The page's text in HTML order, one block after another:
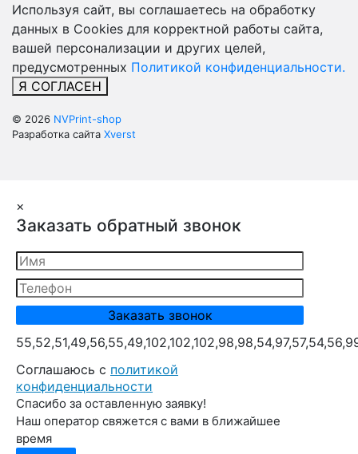
Используя сайт, вы соглашаетесь на обработку
данных в Cookies для корректной работы сайта,
вашей персонализации и других целей,
предусмотренных Политикой конфиденциальности.
Я СОГЛАСЕН
© 2026 NVPrint-shop
Разработка сайта Xverst
×
Заказать обратный звонок
Cоглашаюсь с политикой
конфиденциальности
Спасибо за оставленную заявку!
Наш оператор свяжется с вами в ближайшее
время